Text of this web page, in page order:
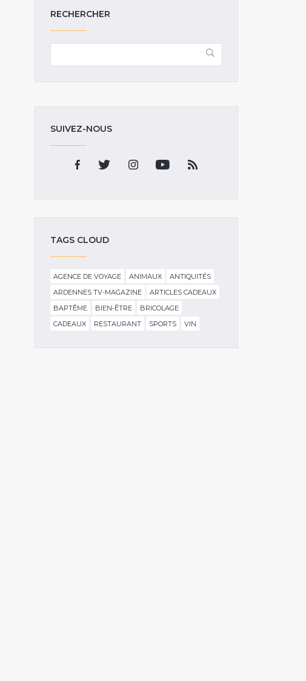
RECHERCHER
SUIVEZ-NOUS
TAGS CLOUD
AGENCE DE VOYAGE ANIMAUX
ANTIQUITÉS
ARDENNES TV-MAGAZINE
ARTICLES CADEAUX
BAPTÊME
BIEN-ÊTRE
BRICOLAGE
CADEAUX
RESTAURANT SPORTS VIN